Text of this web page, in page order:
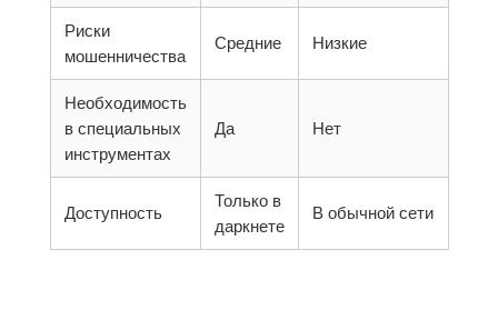
Риски
мошенничества
Средние Низкие
Необходимость
в специальных
инструментах
Да Нет
Доступность
Только в
даркнете
В обычной сети